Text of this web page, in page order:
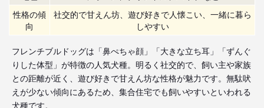
性格の傾
向
社交的で甘えん坊、遊び好きで人懐こい、一緒に暮ら
しやすい
フレンチブルドッグは「鼻ぺちゃ顔」「大きな立ち耳」「ずんぐ
りした体型」が特徴の人気犬種。明るく社交的で、飼い主や家族
との距離が近く、遊び好きで甘えん坊な性格が魅力です。無駄吠
えが少ない傾向にあるため、集合住宅でも飼いやすいといわれる
犬種です。